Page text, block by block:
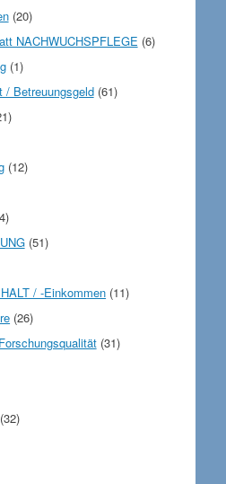
(20)
NACHWUCHSPFLEGE (6)
(1)
/ Betreuungsgeld(61)
(12)
(51)
/ -Einkommen (11)
(26)
(31)